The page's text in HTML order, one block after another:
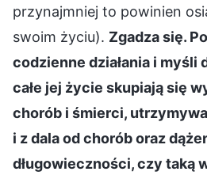
przynajmniej to powinien
swoim życiu). Zgadza się.
codzienne działania i myśli
całe jej życie skupiają się
chorób i śmierci,
i z dala od chorób oraz
długowieczności, czy taką